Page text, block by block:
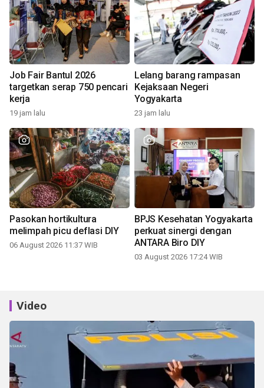
Job Fair Bantul 2026
targetkan serap 750 pencari
kerja
19 jam lalu
Lelang barang rampasan
Kejaksaan Negeri
Yogyakarta
23 jam lalu
Pasokan hortikultura
melimpah picu deflasi DIY
06 August 2026 11:37 WIB
BPJS Kesehatan Yogyakarta
perkuat sinergi dengan
ANTARA Biro DIY
03 August 2026 17:24 WIB
Video